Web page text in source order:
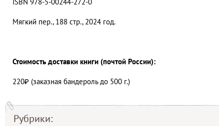
Рубрики:
Мягкий пер., 188 стр., 2024 год.
Стоимость доставки книги (почтой России):
220₽ (заказная бандероль до 500 г.)